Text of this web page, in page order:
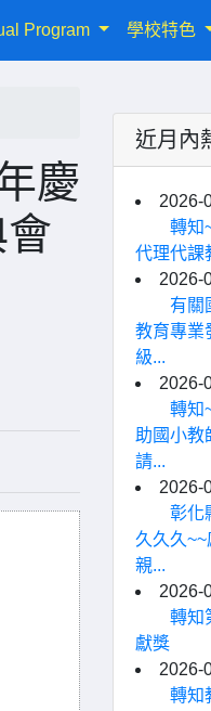
Program 學校特色
慶
近月內
2026-
轉知
代理代課
2026-
有關
教育專業
級...
2026-
轉知
助國小教
請...
2026-
彰化
久久久
親...
2026-
轉知
獻獎
2026-
轉知